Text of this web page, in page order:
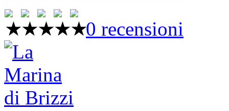
0 recensioni